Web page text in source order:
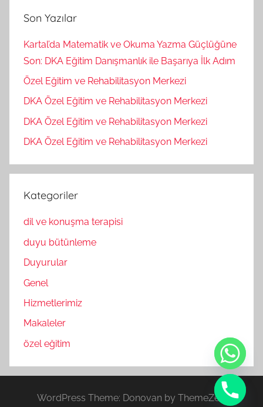
Son Yazılar
Kartal’da Matematik ve Okuma Yazma Güçlüğüne
Son: DKA Eğitim Danışmanlık ile Başarıya İlk Adım
Özel Eğitim ve Rehabilitasyon Merkezi
DKA Özel Eğitim ve Rehabilitasyon Merkezi
DKA Özel Eğitim ve Rehabilitasyon Merkezi
DKA Özel Eğitim ve Rehabilitasyon Merkezi
Kategoriler
dil ve konuşma terapisi
duyu bütünleme
Duyurular
Genel
Hizmetlerimiz
Makaleler
özel eğitim
WordPress Theme: Donovan by ThemeZee.